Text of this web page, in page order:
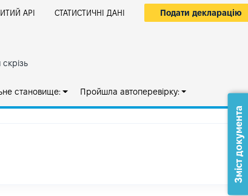
АРІ СТАТИСТИЧНІ ДАНІ Подати декларацію
становище: Пройшла автоперевірку:
Зміст документа